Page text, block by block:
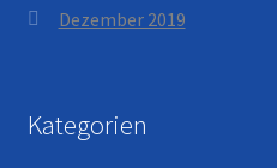
Dezember 2019
Kategorien